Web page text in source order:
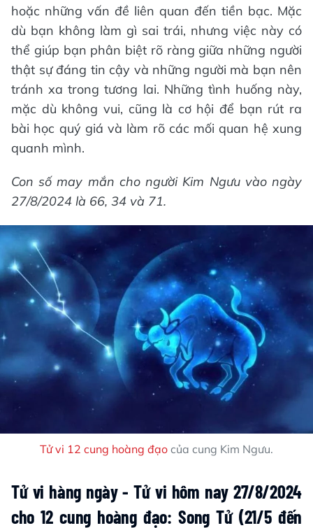
hoặc những vấn đề liên quan đến tiền bạc. Mặc
dù bạn không làm gì sai trái, nhưng việc này có
thể giúp bạn phân biệt rõ ràng giữa những người
thật sự đáng tin cậy và những người mà bạn nên
tránh xa trong tương lai. Những tình huống này,
mặc dù không vui, cũng là cơ hội để bạn rút ra
bài học quý giá và làm rõ các mối quan hệ xung
quanh mình.
Con số may mắn cho người Kim Ngưu vào ngày
27/8/2024 là 66, 34 và 71.
Tử vi 12 cung hoàng đạo của cung Kim Ngưu.
Tử vi hàng ngày - Tử vi hôm nay 27/8/2024
cho 12 cung hoàng đạo: Song Tử (21/5 đến